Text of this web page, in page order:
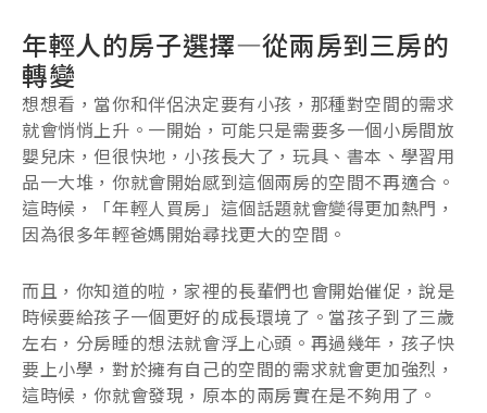
年輕人的房子選擇—從兩房到三房的
轉變
想想看，當你和伴侶決定要有小孩，那種對空間的需求
就會悄悄上升。一開始，可能只是需要多一個小房間放
嬰兒床，但很快地，小孩長大了，玩具、書本、學習用
品一大堆，你就會開始感到這個兩房的空間不再適合。
這時候，「年輕人買房」這個話題就會變得更加熱門，
因為很多年輕爸媽開始尋找更大的空間。
而且，你知道的啦，家裡的長輩們也會開始催促，說是
時候要給孩子一個更好的成長環境了。當孩子到了三歲
左右，分房睡的想法就會浮上心頭。再過幾年，孩子快
要上小學，對於擁有自己的空間的需求就會更加強烈，
這時候，你就會發現，原本的兩房實在是不夠用了。